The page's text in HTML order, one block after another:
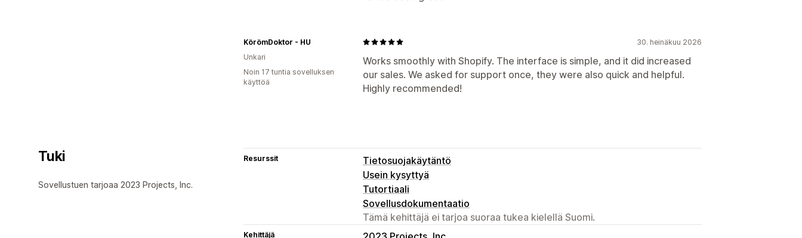
30. heinäkuu 2026
Works smoothly with Shopify. The interface is simple, and it did increased
our sales. We asked for support once, they were also quick and helpful.
Highly recommended!
KörömDoktor - HU
Unkari
Noin 17 tuntia sovelluksen
käyttöä
Tuki
Sovellustuen tarjoaa 2023 Projects, Inc.
Resurssit
Tietosuojakäytäntö
Usein kysyttyä
Tutortiaali
Sovellusdokumentaatio
Tämä kehittäjä ei tarjoa suoraa tukea kielellä Suomi.
Kehittäjä